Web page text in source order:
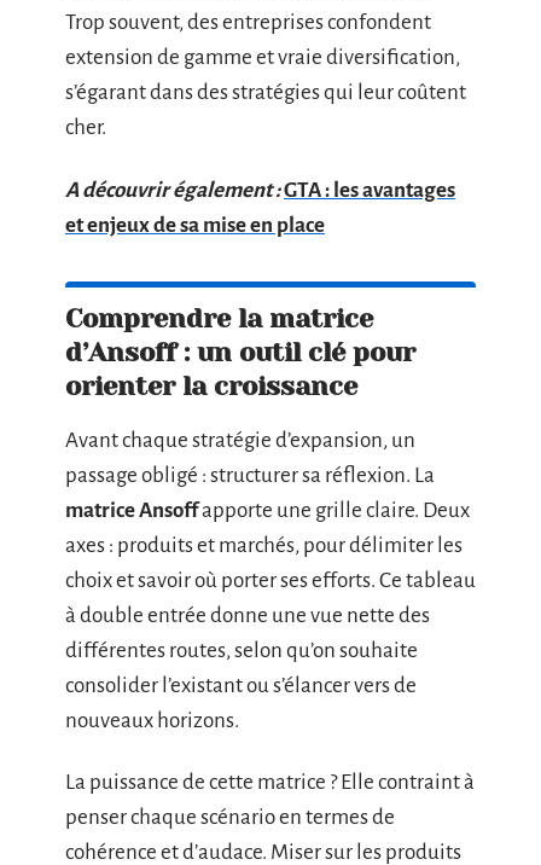
Trop souvent, des entreprises confondent
extension de gamme et vraie diversification,
s’égarant dans des stratégies qui leur coûtent
cher.
A découvrir également :GTA : les avantages
et enjeux de sa mise en place
Comprendre la matrice
d’Ansoff : un outil clé pour
orienter la croissance
Avant chaque stratégie d’expansion, un
passage obligé : structurer sa réflexion. La
matrice Ansoffapporte une grille claire. Deux
axes : produits et marchés, pour délimiter les
choix et savoir où porter ses efforts. Ce tableau
à double entrée donne une vue nette des
différentes routes, selon qu’on souhaite
consolider l’existant ou s’élancer vers de
nouveaux horizons.
La puissance de cette matrice ? Elle contraint à
penser chaque scénario en termes de
cohérence et d’audace. Miser sur les produits